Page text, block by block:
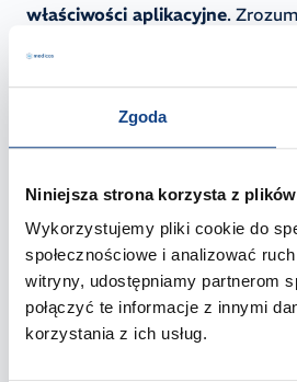
Zgoda
Niniejsza strona korzysta z
Wykorzystujemy pliki cookie do
społecznościowe i analizować
witryny, udostępniamy partnerom
połączyć te informacje z innymi
korzystania z ich usług.
właściwości aplikacyjne.
pozwala zaprojektować stabilną
zachowa pełną siłę
warunkach.
kationy. Dlaczego
zwiększa
Porowaty, uszkodzony włos
kationowy. Wolne grupy
keratynowych posiadają silny